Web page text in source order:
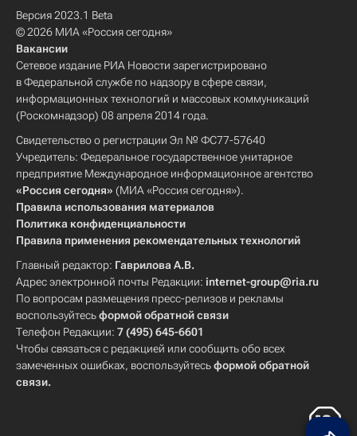
Версия 2023.1 Beta
© 2026 МИА «Россия сегодня»
Вакансии
Сетевое издание РИА Новости зарегистрировано
в Федеральной службе по надзору в сфере связи,
информационных технологий и массовых коммуникаций
(Роскомнадзор) 08 апреля 2014 года.
Свидетельство о регистрации Эл № ФС77-57640
Учредитель: Федеральное государственное унитарное
предприятие Международное информационное агентство
«Россия сегодня» (МИА «Россия сегодня»).
Правила использования материалов
Политика конфиденциальности
Правила применения рекомендательных технологий
Главный редактор: Гаврилова А.В.
Адрес электронной почты Редакции: internet-group@ria.ru
По вопросам размещения пресс-релизов и рекламы
воспользуйтесьформой обратной связи
Телефон Редакции: 7 (495) 645-6601
Чтобы связаться с редакцией или сообщить обо всех
замеченных ошибках, воспользуйтесьформой обратной
связи.